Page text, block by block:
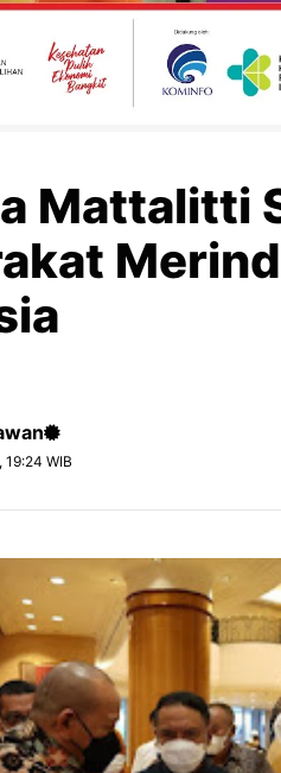
Mattalitti
WIB